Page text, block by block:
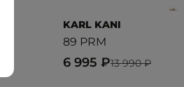
KARL KANI
89 PRM
13 990 ₽
6 995 ₽